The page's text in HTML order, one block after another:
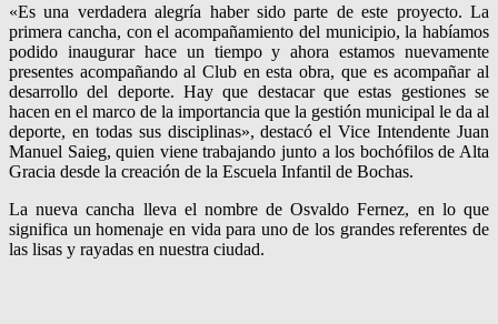
«Es una verdadera alegría haber sido parte de este proyecto. La
primera cancha, con el acompañamiento del municipio, la habíamos
podido inaugurar hace un tiempo y ahora estamos nuevamente
presentes acompañando al Club en esta obra, que es acompañar al
desarrollo del deporte. Hay que destacar que estas gestiones se
hacen en el marco de la importancia que la gestión municipal le da al
deporte, en todas sus disciplinas», destacó el Vice Intendente Juan
Manuel Saieg, quien viene trabajando junto a los bochófilos de Alta
Gracia desde la creación de la Escuela Infantil de Bochas.
La nueva cancha lleva el nombre de Osvaldo Fernez, en lo que
significa un homenaje en vida para uno de los grandes referentes de
las lisas y rayadas en nuestra ciudad.